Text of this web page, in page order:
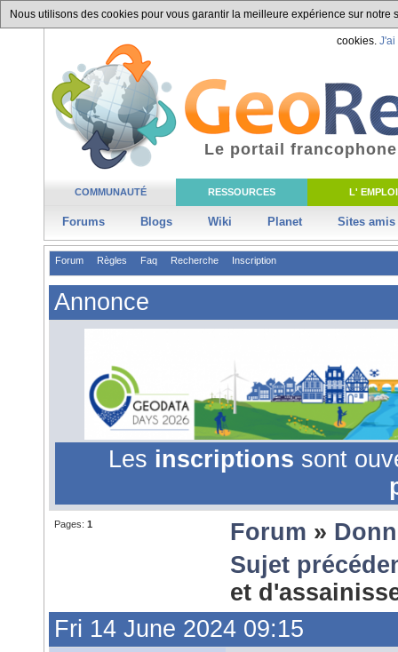
Nous utilisons des cookies pour vous garantir la meilleure expérience sur
cookies. J'ai
COMMUNAUTÉ RESSOURCES L' EMPLOI
Forums Blogs Wiki Planet Sites amis
Le portail
Forum Règles Faq Recherche Inscription
Annonce
Les inscriptions sont
Pages: 1 Forum »
Sujet
et
Fri 14 June 2024 09:15